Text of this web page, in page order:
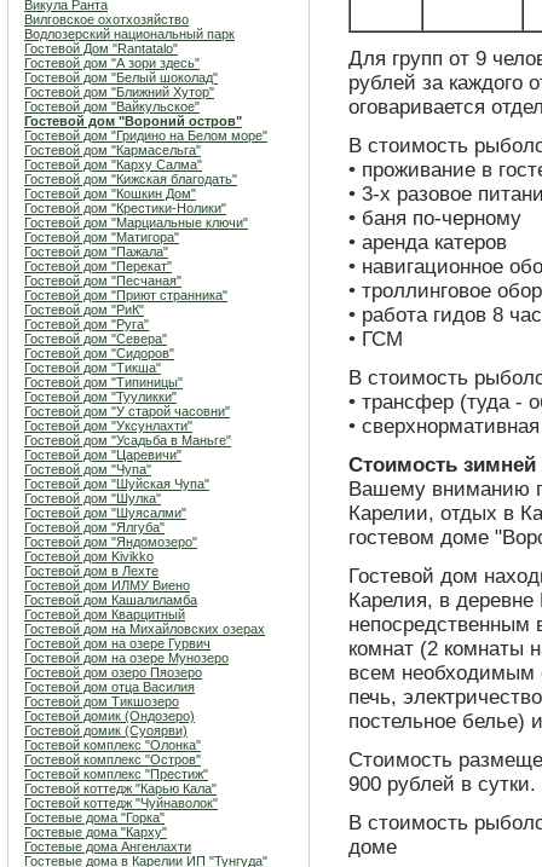
Викула Ранта
Вилговское охотхозяйство
Водлозерский национальный парк
Гостевой Дом "Rantatalo"
Гостевой дом "А зори здесь"
Гостевой дом "Белый шоколад"
Гостевой дом "Ближний Хутор"
Гостевой дом "Вайкульское"
Гостевой дом "Вороний остров"
Гостевой дом "Гридино на Белом море"
Гостевой дом "Кармасельга"
Гостевой дом "Карху Салма"
Гостевой дом "Кижская благодать"
Гостевой дом "Кошкин Дом"
Гостевой дом "Крестики-Нолики"
Гостевой дом "Марциальные ключи"
Гостевой дом "Матигора"
Гостевой дом "Пажала"
Гостевой дом "Перекат"
Гостевой дом "Песчаная"
Гостевой дом "Приют странника"
Гостевой дом "РиК"
Гостевой дом "Руга"
Гостевой дом "Севера"
Гостевой дом "Сидоров"
Гостевой дом "Тикша"
Гостевой дом "Типиницы"
Гостевой дом "Тууликки"
Гостевой дом "У старой часовни"
Гостевой дом "Уксунлахти"
Гостевой дом "Усадьба в Маньге"
Гостевой дом "Царевичи"
Гостевой дом "Чупа"
Гостевой дом "Шуйская Чупа"
Гостевой дом "Шулка"
Гостевой дом "Шуясалми"
Гостевой дом "Ялгуба"
Гостевой дом "Яндомозеро"
Гостевой дом Kivikko
Гостевой дом в Лехте
Гостевой дом ИЛМУ Виено
Гостевой дом Кашалиламба
Гостевой дом Кварцитный
Гостевой дом на Михайловских озерах
Гостевой дом на озере Гурвич
Гостевой дом на озере Мунозеро
Гостевой дом озеро Пяозеро
Гостевой дом отца Василия
Гостевой дом Тикшозеро
Гостевой домик (Ондозеро)
Гостевой домик (Суоярви)
Гостевой комплекс "Олонка"
Гостевой комплекс "Остров"
Гостевой комплекс "Престиж"
Гостевой коттедж "Карью Кала"
Гостевой коттедж "Чуйнаволок"
Гостевые дома "Горка"
Гостевые дома "Карху"
Гостевые дома Ангенлахти
Гостевые дома в Карелии ИП "Тунгуда"
Для групп от 9
рублей за каждого
оговаривается
В стоимость
• проживание в
• 3-х разовое
• баня по-черному
• аренда катеров
• навигационное
• троллинговое
• работа гидов 8
• ГСМ
В стоимость
• трансфер (туда -
•
Стоимость
Вашему вниманию
Карелии, отдых в
гостевом доме
Гостевой дом
Карелия, в деревне
непосредственным
комнат (2 комнаты
всем необходимым
печь,
постельное белье)
Стоимость
900 рублей в сутки.
В стоимость
доме